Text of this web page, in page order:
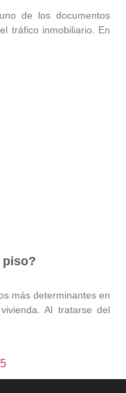
de los documentos
tráfico inmobiliario. En
piso?
más determinantes en
Al tratarse del
5